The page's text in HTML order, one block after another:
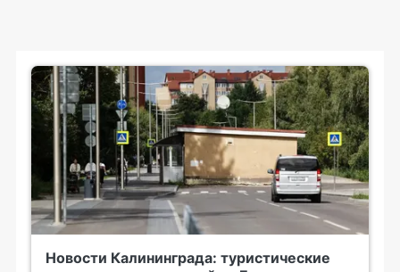
Новости Калининграда: туристические